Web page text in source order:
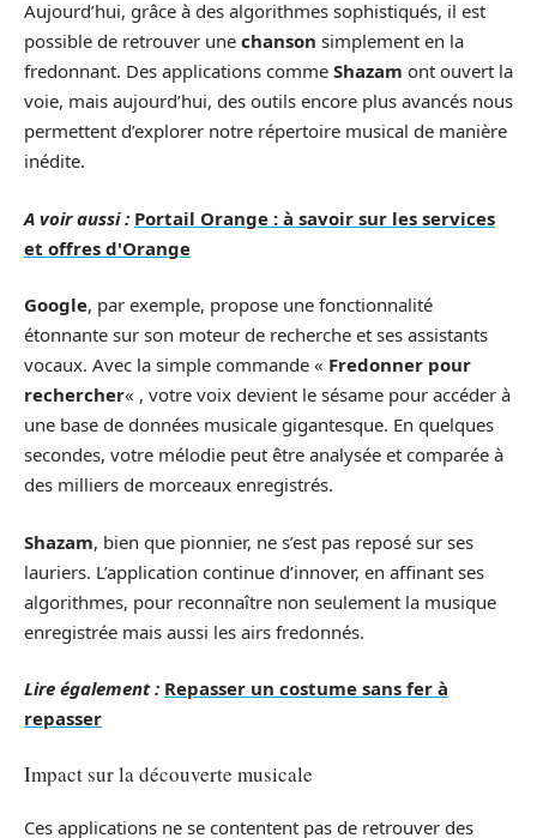
Aujourd’hui, grâce à des algorithmes sophistiqués, il est
possible de retrouver une chanson simplement en la
fredonnant. Des applications comme Shazam ont ouvert la
voie, mais aujourd’hui, des outils encore plus avancés nous
permettent d’explorer notre répertoire musical de manière
inédite.
A voir aussi : Portail Orange : à savoir sur les services
et offres d'Orange
Google, par exemple, propose une fonctionnalité
étonnante sur son moteur de recherche et ses assistants
vocaux. Avec la simple commande « Fredonner pour
rechercher« , votre voix devient le sésame pour accéder à
une base de données musicale gigantesque. En quelques
secondes, votre mélodie peut être analysée et comparée à
des milliers de morceaux enregistrés.
Shazam, bien que pionnier, ne s’est pas reposé sur ses
lauriers. L’application continue d’innover, en affinant ses
algorithmes, pour reconnaître non seulement la musique
enregistrée mais aussi les airs fredonnés.
Lire également : Repasser un costume sans fer à
repasser
Impact sur la découverte musicale
Ces applications ne se contentent pas de retrouver des